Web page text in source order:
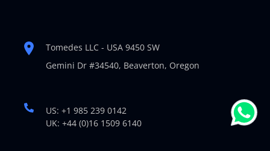
Tomedes LLC - USA 9450 SW
Gemini Dr #34540, Beaverton, Oregon
US: +1 985 239 0142
UK: +44 (0)16 1509 6140